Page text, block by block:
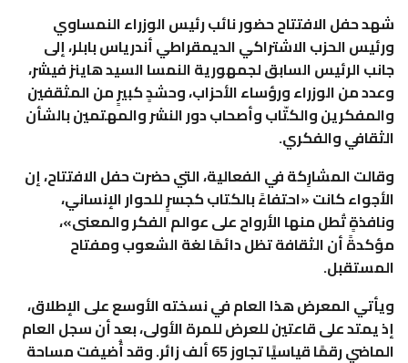
شهد حفل الافتتاح حضور نائب رئيس الوزراء النمساوي
ورئيس الحزب الاشتراكي الديمقراطي أندرياس بابلر، إلى
جانب الرئيس السابق لجمهورية النمسا السيد هاينز فيشر،
وعدد من الوزراء ورؤساء الأحزاب، وحشدٍ كبيرٍ من المثقفين
والمفكرين والكتّاب وأصحاب دور النشر والمهتمين بالشأن
الثقافي والفكري.
وقالت المشارِكة في الفعالية، التي حضرت حفل الافتتاح، إن
الأجواء كانت «احتفاءً بالكتاب كجسرٍ للحوار الإنساني،
ونافذةٍ تُطل منها الأرواح على عوالم الفكر والمعنى»،
مؤكدةً أن الثقافة تظل دائمًا لغة الشعوب ومفتاح
المستقبل.
ويأتي المعرض هذا العام في نسخته الأوسع على الإطلاق،
إذ يمتد على قاعتين للعرض للمرة الأولى، بعد أن سجل العام
الماضي رقمًا قياسيًا تجاوز 65 ألف زائر. وقد أُضيفت مساحة